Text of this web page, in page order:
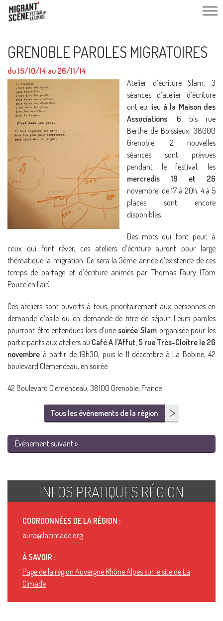
GRENOBLE PAROLES MIGRATOIRES
du 15/10/14 au 26/11/14
Atelier d’écriture Slam, 3
séances d’atelier d’écriture
ont eu lieu à la Maison des
Associations, 6 bis rue
Berthe de Boissieux, 38000
Grenoble, 2 nouvelles
séances sont prévues
pendant le festival, les
mercredis 19 et 26
novembre, de 17 à 20h, 4 à 5
places sont encore
disponibles.
Des mots qui font peur, à
ceux qui font rêver, ces ateliers d’écriture auront pour large
thématique la migration. Ce sera la 3ème année d’existence de ces
temps de partage et d’écriture animés par Thomas Faury (Tom
Pouce en l’air).
Ces ateliers sont ouverts à tous, prioritairement aux personnes en
demande d’asile ou en demande de titre de séjour. Leurs paroles
pourront être entendues lors d’unesoirée Slam organisée pour les
participants aux ateliers au Café A l’Affut, 5 rue Très-Cloître le 26
novembre à partir de 19h30, puis le 11 décembre à La Bobine, 42
boulevard Clemenceau, en soirée.
42 Boulevard Clemenceau, 38100 Grenoble, France
Tous les événements de la région
Événement suivant »
INFOS PRATIQUES RÉGION
COORDONNÉES DE LA RÉGION :
aura@lacimade.org
À SAVOIR :
Page de la région Auvergne Rhône Alpes sur le site de La
Cimade